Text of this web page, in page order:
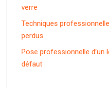
verre
Techniques
perdus
Pose professionnelle d’un
défaut